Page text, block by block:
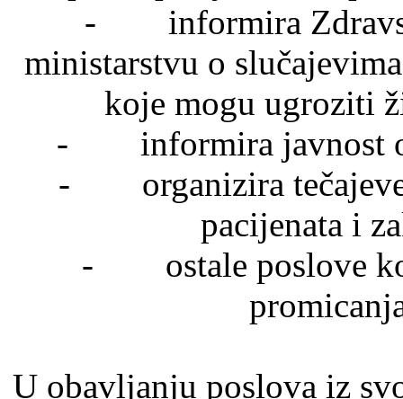
- informira
ministarstvu o
koje mogu ugroziti
- informira javnost o
- organizira tečajeve
pacijenata i
- ostale poslove
U obavljanju poslova iz